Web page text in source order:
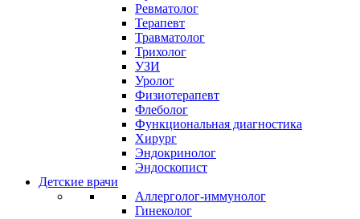
Ревматолог
Терапевт
Травматолог
Трихолог
УЗИ
Уролог
Физиотерапевт
Флеболог
Функциональная диагностика
Хирург
Эндокринолог
Эндоскопист
Детские врачи
Аллерголог-иммунолог
Гинеколог